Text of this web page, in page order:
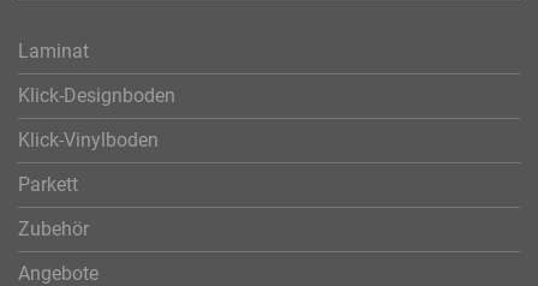
Laminat
Klick-Designboden
Klick-Vinylboden
Parkett
Zubehör
Angebote